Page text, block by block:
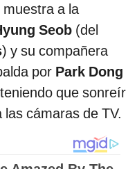
a la
Seob (del
) y su compañera
por Park Dong
que sonreír
cámaras de TV.